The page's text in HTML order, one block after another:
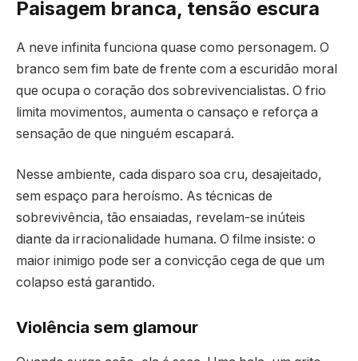
Paisagem branca, tensão escura
A neve infinita funciona quase como personagem. O
branco sem fim bate de frente com a escuridão moral
que ocupa o coração dos sobrevivencialistas. O frio
limita movimentos, aumenta o cansaço e reforça a
sensação de que ninguém escapará.
Nesse ambiente, cada disparo soa cru, desajeitado,
sem espaço para heroísmo. As técnicas de
sobrevivência, tão ensaiadas, revelam-se inúteis
diante da irracionalidade humana. O filme insiste: o
maior inimigo pode ser a convicção cega de que um
colapso está garantido.
Violência sem glamour